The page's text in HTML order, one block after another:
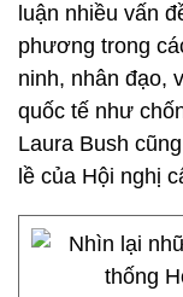
luận nhiều vấn
phương trong
ninh, nhân đạo,
quốc tế như
Laura Bush
lề của Hội nghị